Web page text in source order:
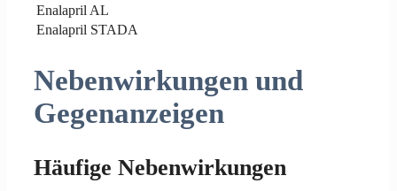
Enalapril AL
Enalapril STADA
Nebenwirkungen und
Gegenanzeigen
Häufige Nebenwirkungen